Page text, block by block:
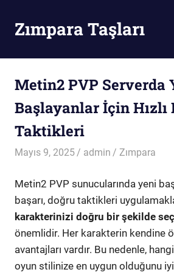
contentZımpara Taşları
Metin2 PVP Serverda
Başlayanlar İçin Hızlı
Taktikleri
Mayıs 9, 2025 admin Zımpara
Metin2 PVP sunucularında yeni
başarı, doğru taktikleri
karakterinizi doğru bir şekilde
önemlidir. Her karakterin kendine
avantajları vardır. Bu nedenle,
oyun stilinize en uygun olduğunu